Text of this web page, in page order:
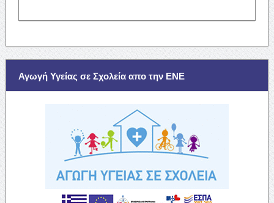
Αγωγή Υγείας σε Σχολεία απο την ΕΝΕ